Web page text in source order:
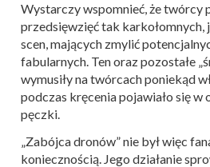
Wystarczy wspomnieć, że twórcy
przedsięwzięć tak
scen, mających zmylić
fabularnych. Ten oraz pozostałe
wymusiły na twórcach poniekąd
podczas kręcenia pojawiało się w
pęczki.
„Zabójca dronów” nie był więc
koniecznością. Jego działanie